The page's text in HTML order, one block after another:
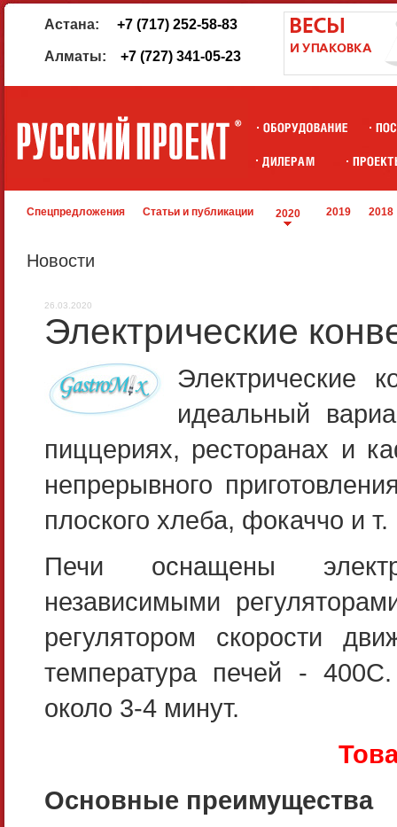
Астана: +7 (717) 252-58-83
Алматы: +7 (727) 341-05-23
Спецпредложения Статьи и публикации 2020 2019 2018
Новости
26.03.2020
Электрические
Электрические
идеальный
пиццериях, ресторанах и
непрерывного
плоского хлеба, фокаччо и т.
Печи оснащены
независимыми
регулятором скорости
температура печей -
около 3-4 минут.
Основные преимущества